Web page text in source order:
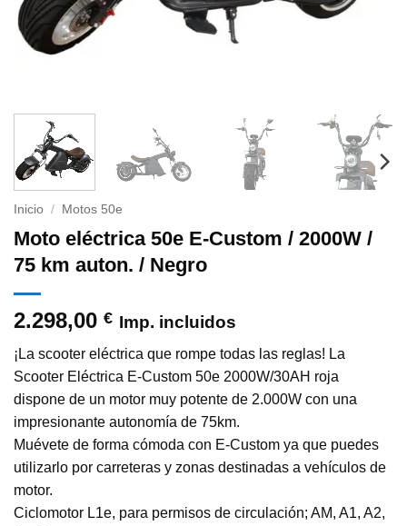
Inicio / Motos 50e
Moto eléctrica 50e E-Custom / 2000W /
75 km auton. / Negro
2.298,00 € Imp. incluidos
¡La scooter eléctrica que rompe todas las reglas! La
Scooter Eléctrica E-Custom 50e 2000W/30AH roja
dispone de un motor muy potente de 2.000W con una
impresionante autonomía de 75km.
Muévete de forma cómoda con E-Custom ya que puedes
utilizarlo por carreteras y zonas destinadas a vehículos de
motor.
Ciclomotor L1e, para permisos de circulación; AM, A1, A2,